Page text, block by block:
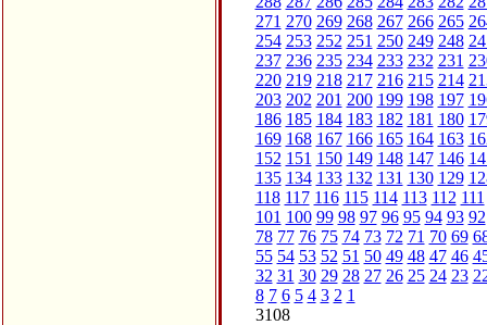
271 270 269 268 267 266 265
254 253 252 251 250 249 248
237 236 235 234 233 232 231
220 219 218 217 216 215 214
203 202 201 200 199 198 197
186 185 184 183 182 181 180
169 168 167 166 165 164 163
152 151 150 149 148 147 146
135 134 133 132 131 130 129
118 117 116 115 114 113 112 111
101 100 99 98 97 96 95 94 93 92
78 77 76 75 74 73 72 71 70 69
55 54 53 52 51 50 49 48 47 46
32 31 30 29 28 27 26 25 24 23
8 7 6 5 4 3 2 1
3108